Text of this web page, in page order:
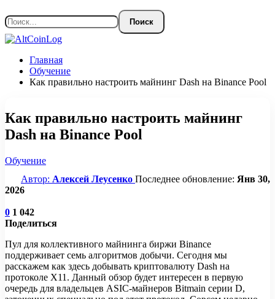
Главная
Обучение
Как правильно настроить майнинг Dash на Binance Pool
Как правильно настроить майнинг
Dash на Binance Pool
Обучение
Автор: Алексей Леусенко Последнее обновление: Янв 30,
2026
0 1 042
Поделиться
Пул для коллективного майнинга биржи Binance
поддерживает семь алгоритмов добычи. Сегодня мы
расскажем как здесь добывать криптовалюту Dash на
протоколе X11. Данный обзор будет интересен в первую
очередь для владельцев ASIC-майнеров Bitmain серии D,